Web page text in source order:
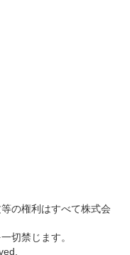
の権利はすべて株式会
切禁じます。